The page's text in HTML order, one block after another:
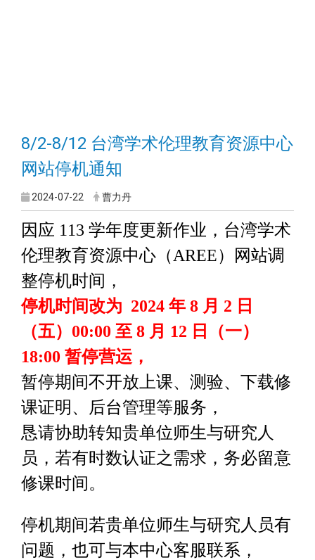
8/2-8/12 台湾学术伦理教育资源中心
网站停机通知
2024-07-22 曹力丹
因应 113 学年度更新作业，台湾学术
伦理教育资源中心（AREE）网站调
整停机时间，
停机时间改为 2024 年 8 月 2 日
（五） 00:00 至 8 月 12 日（一）
18:00 暂停营运，
暂停期间不开放上课、测验、下载修
课证明、后台管理等服务，
恳请协助转知贵单位师生与研究人
员，若有时数认证之需求，务必留意
修课时间。
停机期间若贵单位师生与研究人员有
问题，也可与本中心客服联系，